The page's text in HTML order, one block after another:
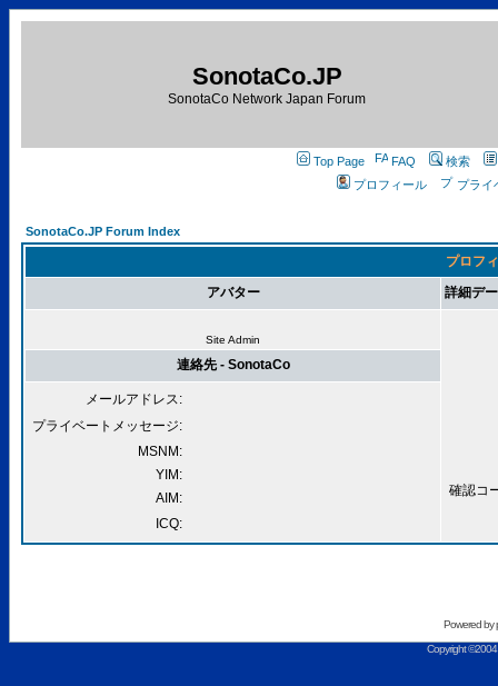
SonotaCo.JP
SonotaCo Network Japan Forum
Top Page FAQ
検索
プロフィール
プライ
SonotaCo.JP Forum Index
プロフ
アバター
詳細デ
Site Admin
確認コ
連絡先 - SonotaCo
メールアドレス:
プライベートメッセージ:
MSNM:
YIM:
AIM:
ICQ:
Powered by
Copyright ©2004